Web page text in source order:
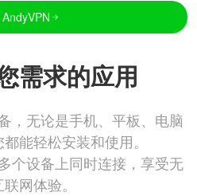
需求的应用
，无论是手机、平板、电脑
能轻松安装和使用。
个设备上同时连接，享受无
网体验。